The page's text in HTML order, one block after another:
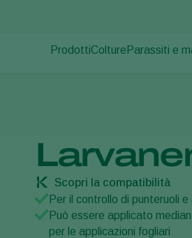
Prodotti
Applicazione
Monitoraggio
Disinfettante, Pulizia & Igiene
Ombreggianti e Diffusi
Colture
Seminativi
Parassiti e
Scopri la compatibilità
Per il controllo di punteruoli
Può essere applicato
per le applicazioni fogliari